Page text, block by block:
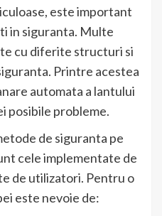
este important
in siguranta. Multe
cu diferite structuri si
Printre acestea
automata a lantului
posibile probleme.
de siguranta pe
cele implementate de
de utilizatori. Pentru o
este nevoie de: